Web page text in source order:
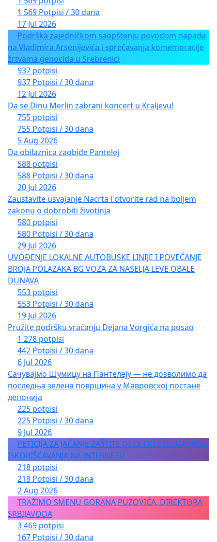
1 569 Potpisi / 30 dana
17 Jul 2026
Podrška zajedničkom saopštenju povodom napada
na Vladimira Arsenijevića i sprečavanja komemoracije
žrtvama genocida u Srebrenici
937 potpisi
937 Potpisi / 30 dana
12 Jul 2026
Da se Dinu Merlin zabrani koncert u Kraljevu!
755 potpisi
755 Potpisi / 30 dana
5 Aug 2026
Da obilaznica zaobiđe Pantelej
588 potpisi
588 Potpisi / 30 dana
20 Jul 2026
Zaustavite usvajanje Nacrta i otvorite rad na boljem
zakonu o dobrobiti životinja
580 potpisi
580 Potpisi / 30 dana
29 Jul 2026
UVOĐENJE LOKALNE AUTOBUSKE LINIJE I POVEĆANJE
BROJA POLAZAKA BG VOZA ZA NASELJA LEVE OBALE
DUNAVA
553 potpisi
553 Potpisi / 30 dana
19 Jul 2026
Pružite podršku vraćanju Dejana Vorgića na posao
1 278 potpisi
442 Potpisi / 30 dana
6 Jul 2026
Сачувајмо Шумицу на Пантелеју — не дозволимо да
последња зелена површина у Мавровској постане
депонија
225 potpisi
225 Potpisi / 30 dana
9 Jul 2026
PETICIJA ZA JAČANJE ZAŠTITE DECE OD SEKSUALNOG
ISKORIŠĆAVANJA NA INTERNETU
218 potpisi
218 Potpisi / 30 dana
2 Aug 2026
TRAŽIMO SMENU GORANA PUZOVIĆA, DIREKTORA
SRBIJAVODA
3 469 potpisi
167 Potpisi / 30 dana